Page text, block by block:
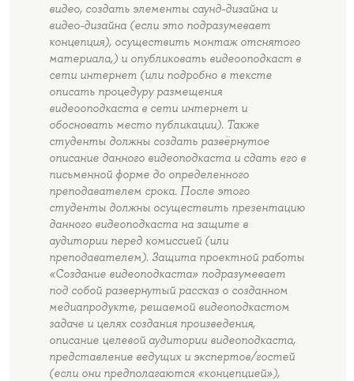
видео, создать элементы саунд-дизайна и
видео-дизайна (если это подразумевает
концепция), осуществить монтаж отснятого
материала,) и опубликовать видеооподкаст в
сети интернет (или подробно в тексте
описать процедуру размещения
видеооподкаста в сети интернет и
обосновать место публикации). Также
студенты должны создать развёрнутое
описание данного видеоподкаста и сдать его в
письменной форме до определенного
преподавателем срока. После этого
студенты должны осуществить презентацию
данного видеоподкаста на защите в
аудитории перед комиссией (или
преподавателем). Защита проектной работы
«Создание видеоподкаста» подразумевает
под собой развернутый рассказ о созданном
медиапродукте, решаемой видеоподкастом
задаче и целях создания произведения,
описание целевой аудитории видеоподкаста,
представление ведущих и экспертов/гостей
(если они предполагаются «концепцией»),